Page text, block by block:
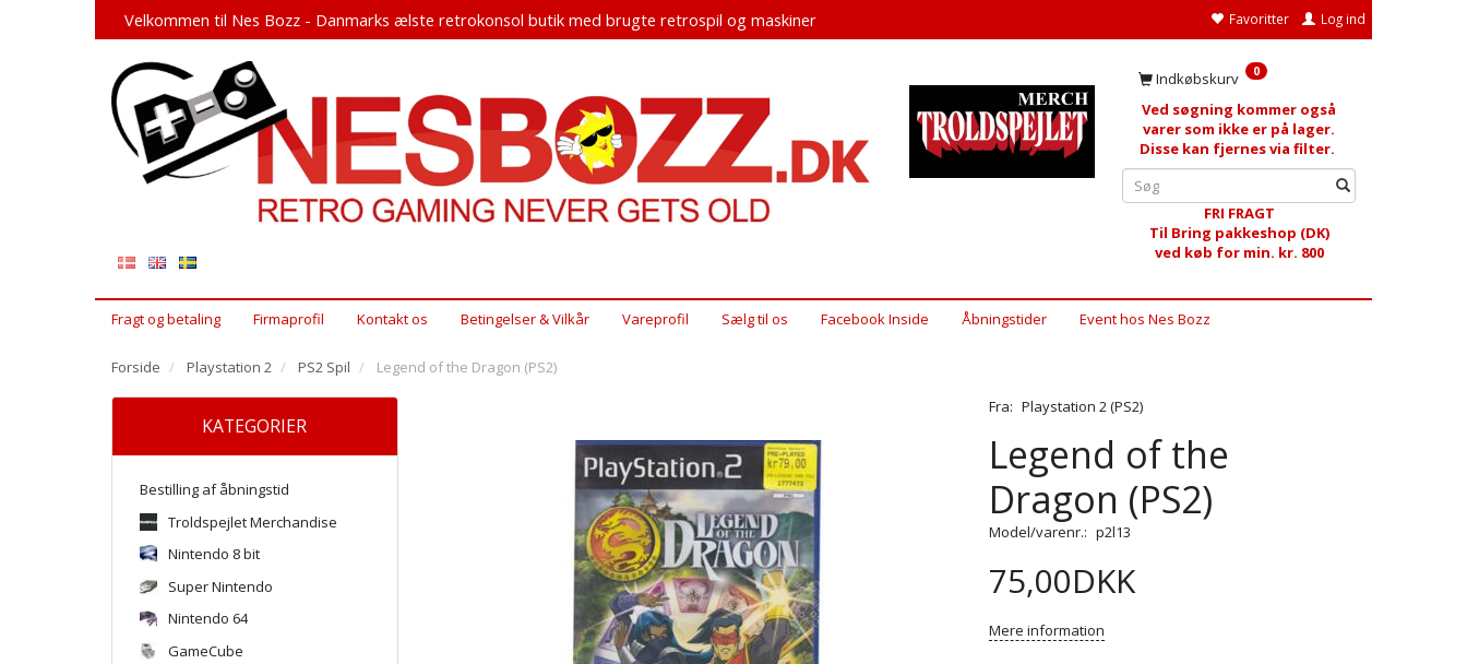
Favoritter Log ind
Velkommen til Nes Bozz - Danmarks ælste retrokonsol butik med brugte retrospil og maskiner
Indkøbskurv 0
Ved søgning kommer også
varer som ikke er på lager.
Disse kan fjernes via filter.
FRI FRAGT
Til Bring pakkeshop (DK)
ved køb for min. kr. 800
Fragt og betaling Firmaprofil Kontakt os Betingelser & Vilkår Vareprofil Sælg til os Facebook Inside Åbningstider Event hos Nes Bozz
Forside Playstation 2 PS2 Spil Legend of the Dragon (PS2)
KATEGORIER
Bestilling af åbningstid
Troldspejlet Merchandise
Nintendo 8 bit
Super Nintendo
Nintendo 64
GameCube
Fra: Playstation 2 (PS2)
Legend of the
Dragon (PS2)
Model/varenr.: p2l13
75,00DKK
Mere information